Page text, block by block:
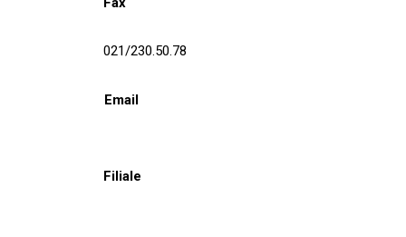
021/230.50.78
Email
Filiale